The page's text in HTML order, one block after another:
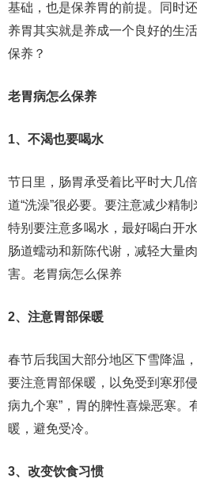
基础，也是保养胃的前提。同时
养胃其实就是养成一个良好的生
保养？
老胃病怎么保养
1、不渴也要喝水
节日里，肠胃承受着比平时大几
道“洗澡”很必要。要注意减少精
特别要注意多喝水，最好喝白开
肠道蠕动和新陈代谢，减轻大量
害。老胃病怎么保养
2、注意胃部保暖
春节后我国大部分地区下雪降温
要注意胃部保暖，以免受到寒邪
病九个寒”，胃的脾性喜燥恶寒。
暖，避免受冷。
3、改变饮食习惯